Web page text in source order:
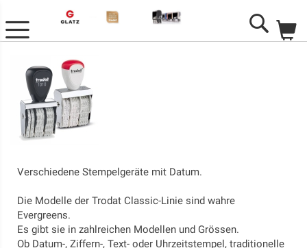
Search
Verschiedene Stempelgeräte mit Datum.
Die Modelle der Trodat Classic-Linie sind wahre
Evergreens.
Es gibt sie in zahlreichen Modellen und Grössen.
Ob Datum-, Ziffern-, Text- oder Uhrzeitstempel, traditionelle